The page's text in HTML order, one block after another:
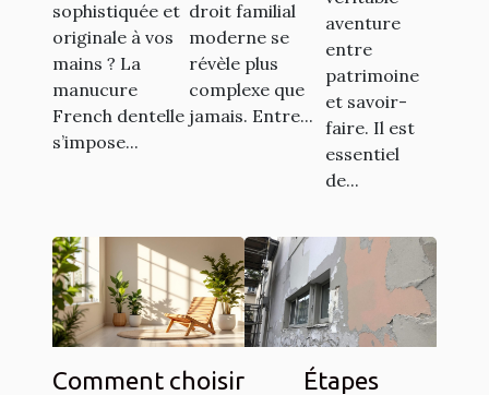
t-elle votre
style ?
sophistiquée et
originale à vos
mains ? La
manucure
French dentelle
s’impose...
droit familial
moderne se
révèle plus
complexe que
jamais. Entre...
sièges
anciens ?
aventure
entre
patrimoine
et savoir-
faire. Il est
essentiel
de...
Comment choisir
Étapes